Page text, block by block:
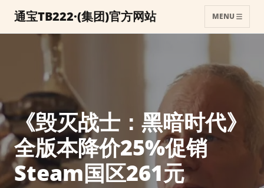
通宝TB222·(集团)官方网站 MENU
《毁灭战士：黑暗时代》
全版本降价25%促销
Steam国区261元